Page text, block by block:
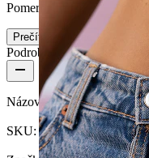
Pomerne ľahké
Prečítajte si viac
Podrobnosti o produkte
Názov:Titánová labreta s
SKU:Labret-203